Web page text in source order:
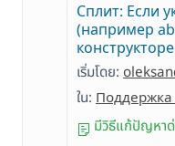
Сплит: Если
(например
เริ่มโดย:
ใน: Поддержка
มีวิธีแก้ปัญหา